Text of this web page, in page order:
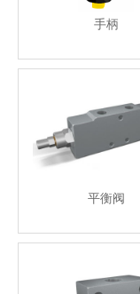
手柄
平衡阀